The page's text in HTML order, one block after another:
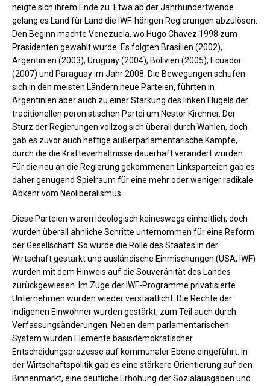
neigte sich ihrem Ende zu. Etwa ab der Jahrhundertwende
gelang es Land für Land die IWF-hörigen Regierungen abzulösen.
Den Beginn machte Venezuela, wo Hugo Chavez 1998 zum
Präsidenten gewählt wurde. Es folgten Brasilien (2002),
Argentinien (2003), Uruguay (2004), Bolivien (2005), Ecuador
(2007) und Paraguay im Jahr 2008. Die Bewegungen schufen
sich in den meisten Ländern neue Parteien, führten in
Argentinien aber auch zu einer Stärkung des linken Flügels der
traditionellen peronistischen Partei um Nestor Kirchner. Der
Sturz der Regierungen vollzog sich überall durch Wahlen, doch
gab es zuvor auch heftige außerparlamentarische Kämpfe,
durch die die Kräfteverhältnisse dauerhaft verändert wurden.
Für die neu an die Regierung gekommenen Linksparteien gab es
daher genügend Spielraum für eine mehr oder weniger radikale
Abkehr vom Neoliberalismus.
Diese Parteien waren ideologisch keineswegs einheitlich, doch
wurden überall ähnliche Schritte unternommen für eine Reform
der Gesellschaft. So wurde die Rolle des Staates in der
Wirtschaft gestärkt und ausländische Einmischungen (USA, IWF)
wurden mit dem Hinweis auf die Souveränität des Landes
zurückgewiesen. Im Zuge der IWF-Programme privatisierte
Unternehmen wurden wieder verstaatlicht. Die Rechte der
indigenen Einwohner wurden gestärkt, zum Teil auch durch
Verfassungsänderungen. Neben dem parlamentarischen
System wurden Elemente basisdemokratischer
Entscheidungsprozesse auf kommunaler Ebene eingeführt. In
der Wirtschaftspolitik gab es eine stärkere Orientierung auf den
Binnenmarkt, eine deutliche Erhöhung der Sozialausgaben und